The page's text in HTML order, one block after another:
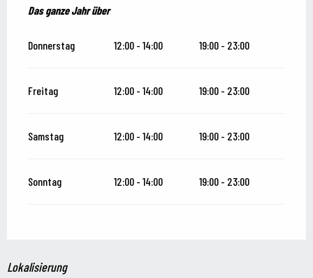
Das ganze Jahr über
Das ganze Jahr über
Donnerstag 12:00 - 14:00 19:00 - 23:00
Freitag 12:00 - 14:00 19:00 - 23:00
Samstag 12:00 - 14:00 19:00 - 23:00
Sonntag 12:00 - 14:00 19:00 - 23:00
Lokalisierung